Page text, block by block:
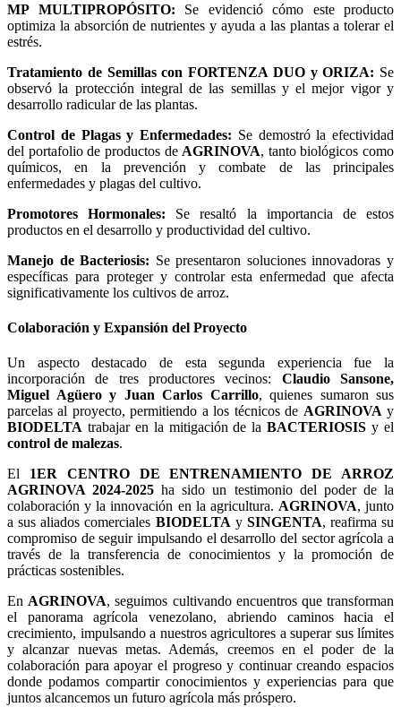
MP MULTIPROPÓSITO: Se evidenció cómo este producto
optimiza la absorción de nutrientes y ayuda a las plantas a tolerar el
estrés.
Tratamiento de Semillas con FORTENZA DUO y ORIZA: Se
observó la protección integral de las semillas y el mejor vigor y
desarrollo radicular de las plantas.
Control de Plagas y Enfermedades: Se demostró la efectividad
del portafolio de productos de AGRINOVA, tanto biológicos como
químicos, en la prevención y combate de las principales
enfermedades y plagas del cultivo.
Promotores Hormonales: Se resaltó la importancia de estos
productos en el desarrollo y productividad del cultivo.
Manejo de Bacteriosis: Se presentaron soluciones innovadoras y
específicas para proteger y controlar esta enfermedad que afecta
significativamente los cultivos de arroz.
Colaboración y Expansión del Proyecto
Un aspecto destacado de esta segunda experiencia fue la
incorporación de tres productores vecinos: Claudio Sansone,
Miguel Agüero y Juan Carlos Carrillo, quienes sumaron sus
parcelas al proyecto, permitiendo a los técnicos de AGRINOVA y
BIODELTA trabajar en la mitigación de laBACTERIOSIS y el
control de malezas.
El 1ER CENTRO DE ENTRENAMIENTO DE ARROZ
AGRINOVA 2024-2025 ha sido un testimonio del poder de la
colaboración y la innovación en la agricultura. AGRINOVA, junto
a sus aliados comerciales BIODELTA y SINGENTA, reafirma su
compromiso de seguir impulsando el desarrollo del sector agrícola a
través de la transferencia de conocimientos y la promoción de
prácticas sostenibles.
En AGRINOVA, seguimos cultivando encuentros que transforman
el panorama agrícola venezolano, abriendo caminos hacia el
crecimiento, impulsando a nuestros agricultores a superar sus límites
y alcanzar nuevas metas. Además, creemos en el poder de la
colaboración para apoyar el progreso y continuar creando espacios
donde podamos compartir conocimientos y experiencias para que
juntos alcancemos un futuro agrícola más próspero.